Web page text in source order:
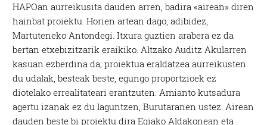
HAPOan aurreikusita dauden arren, badira «airean» diren
hainbat proiektu. Horien artean dago, adibidez,
Martuteneko Antondegi. Itxura guztien arabera ez da
bertan etxebizitzarik eraikiko. Altzako Auditz Akularren
kasuan ezberdina da; proiektua eraldatzea aurreikusten
du udalak, besteak beste, egungo proportzioek ez
diotelako errealitateari erantzuten. Amianto kutsadura
agertu izanak ez du laguntzen, Burutaranen ustez. Airean
dauden beste bi proiektu dira Egiako Aldakonean eta